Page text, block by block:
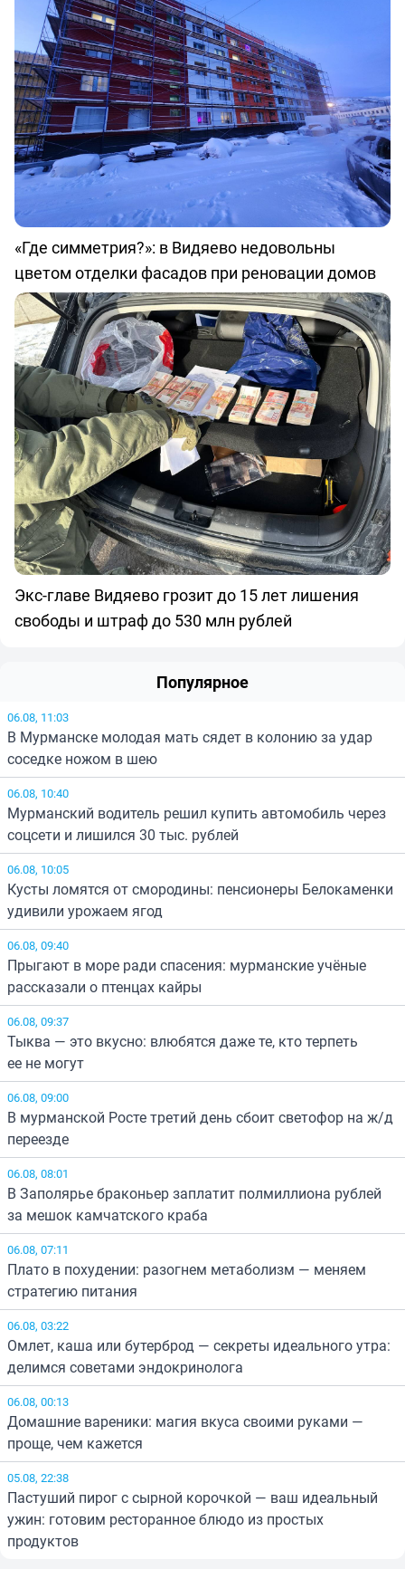
«Где симметрия?»: в Видяево недовольны
цветом отделки фасадов при реновации домов
Экс-главе Видяево грозит до 15 лет лишения
свободы и штраф до 530 млн рублей
Популярное
06.08, 11:03
В Мурманске молодая мать сядет в колонию за удар
соседке ножом в шею
06.08, 10:40
Мурманский водитель решил купить автомобиль через
соцсети и лишился 30 тыс. рублей
06.08, 10:05
Кусты ломятся от смородины: пенсионеры Белокаменки
удивили урожаем ягод
06.08, 09:40
Прыгают в море ради спасения: мурманские учёные
рассказали о птенцах кайры
06.08, 09:37
Тыква — это вкусно: влюбятся даже те, кто терпеть
ее не могут
06.08, 09:00
В мурманской Росте третий день сбоит светофор на ж/д
переезде
06.08, 08:01
В Заполярье браконьер заплатит полмиллиона рублей
за мешок камчатского краба
06.08, 07:11
Плато в похудении: разогнем метаболизм — меняем
стратегию питания
06.08, 03:22
Омлет, каша или бутерброд — секреты идеального утра:
делимся советами эндокринолога
06.08, 00:13
Домашние вареники: магия вкуса своими руками —
проще, чем кажется
05.08, 22:38
Пастуший пирог с сырной корочкой — ваш идеальный
ужин: готовим ресторанное блюдо из простых
продуктов